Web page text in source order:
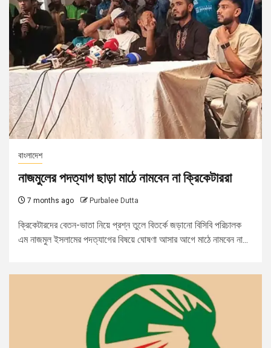
বাংলাদেশ
নাজমুলের পদত্যাগ ছাড়া মাঠে নামবেন না ক্রিকেটাররা
7 months ago Purbalee Dutta
ক্রিকেটারদের বেতন-ভাতা নিয়ে প্রশ্ন তুলে বিতর্কে জড়ানো বিসিবি পরিচালক
এম নাজমুল ইসলামের পদত্যাগের বিষয়ে ঘোষণা আসার আগে মাঠে নামবেন না...